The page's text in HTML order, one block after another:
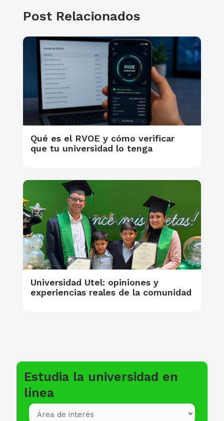
Post Relacionados
Qué es el RVOE y cómo verificar
que tu universidad lo tenga
Universidad Utel: opiniones y
experiencias reales de la comunidad
Estudia la universidad en
línea